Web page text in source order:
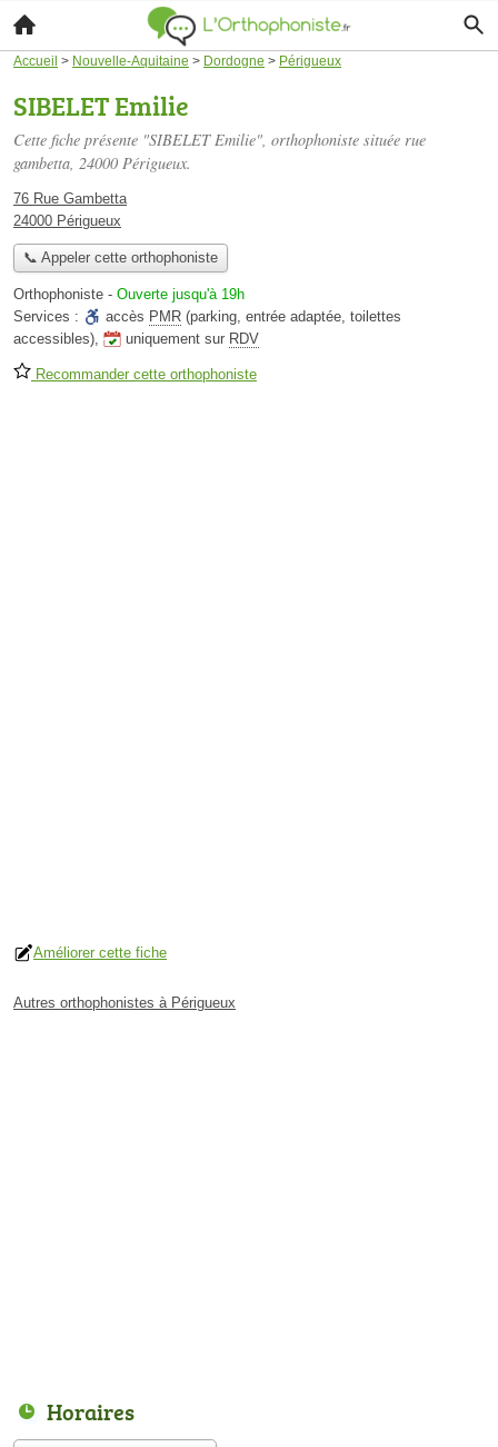
Accueil > Nouvelle-Aquitaine > Dordogne > Périgueux
SIBELET Emilie
Cette fiche présente "SIBELET Emilie", orthophoniste située rue
gambetta, 24000 Périgueux.
76 Rue Gambetta
24000 Périgueux
📞 Appeler cette orthophoniste
Orthophoniste - Ouverte jusqu'à 19h
Services :
accès PMR (parking, entrée adaptée, toilettes
accessibles), uniquement sur RDV
Recommander cette orthophoniste
Améliorer cette fiche
Autres orthophonistes à Périgueux
Horaires